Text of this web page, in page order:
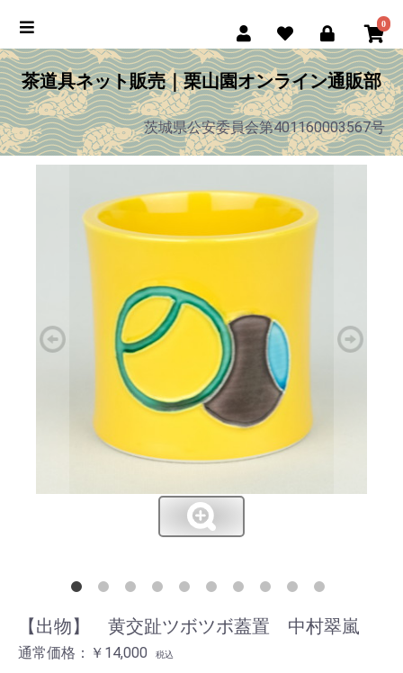
0
茶道具ネット販売｜栗山園オンライン通販部
茨城県公安委員会第401160003567号
【出物】 黄交趾ツボツボ蓋置 中村翠嵐
通常価格：￥14,000 税込